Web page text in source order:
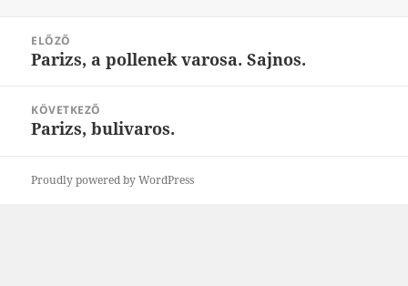
navigáció
ELŐZŐ
Korábbi
Parizs, a pollenek varosa. Sajnos.
KÖVETKEZŐ
Következő
Parizs, bulivaros.
Proudly powered by WordPress